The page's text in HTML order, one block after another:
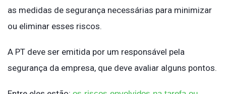
as medidas de segurança necessárias para minimizar
ou eliminar esses riscos.
A PT deve ser emitida por um responsável pela
segurança da empresa, que deve avaliar alguns pontos.